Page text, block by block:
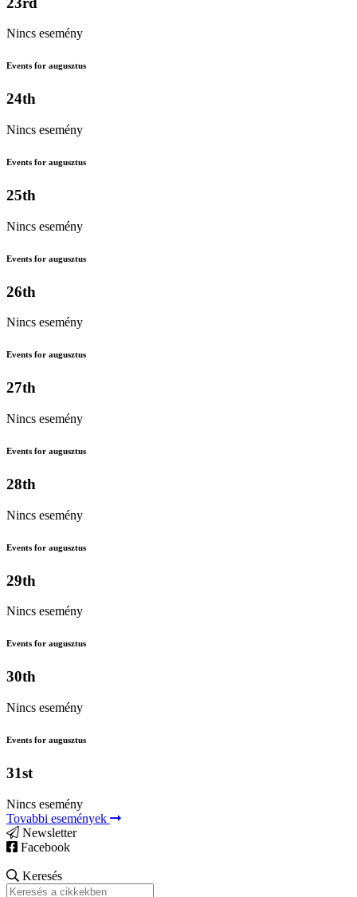
Nincs esemény
Events for augusztus
24th
Nincs esemény
Events for augusztus
25th
Nincs esemény
Events for augusztus
26th
Nincs esemény
Events for augusztus
27th
Nincs esemény
Events for augusztus
28th
Nincs esemény
Events for augusztus
29th
Nincs esemény
Events for augusztus
30th
Nincs esemény
Events for augusztus
31st
Nincs esemény
Tovabbi események
Newsletter
Facebook
Keresés